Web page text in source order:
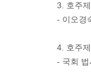
3. 호주
- 이오경
4. 호주
- 국회